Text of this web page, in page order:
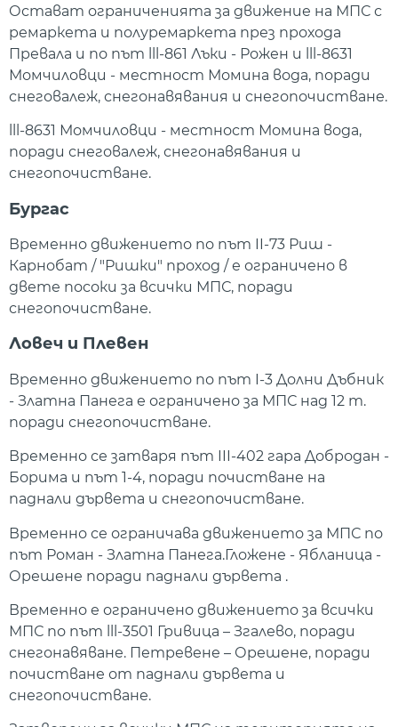
Остават ограниченията за движение на МПС с
ремаркета и полуремаркета през прохода
Превала и по път lll-861 Лъки - Рожен и lll-8631
Момчиловци - местност Момина вода, поради
снеговалеж, снегонавявания и снегопочистване.
lll-8631 Момчиловци - местност Момина вода,
поради снеговалеж, снегонавявания и
снегопочистване.
Бургас
Временно движението по път II-73 Риш -
Карнобат / "Ришки" проход / е ограничено в
двете посоки за всички МПС, поради
снегопочистване.
Ловеч и Плевен
Временно движението по път I-3 Долни Дъбник
- Златна Панега е ограничено за МПС над 12 т.
поради снегопочистване.
Временно се затваря път III-402 гара Добродан -
Борима и път 1-4, поради почистване на
паднали дървета и снегопочистване.
Временно се ограничава движението за МПС по
път Роман - Златна Панега.Гложене - Ябланица -
Орешене поради паднали дървета .
Временно е ограничено движението за всички
МПС по път lll-3501 Гривица – Згалево, поради
снегонавяване. Петревене – Орешене, поради
почистване от паднали дървета и
снегопочистване.